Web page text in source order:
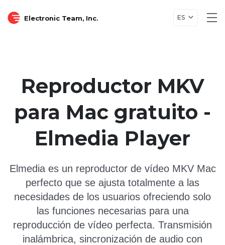
Electronic Team, Inc. ES
Reproductor MKV
para Mac gratuito -
Elmedia Player
Elmedia es un reproductor de vídeo MKV Mac
perfecto que se ajusta totalmente a las
necesidades de los usuarios ofreciendo solo
las funciones necesarias para una
reproducción de vídeo perfecta. Transmisión
inalámbrica, sincronización de audio con